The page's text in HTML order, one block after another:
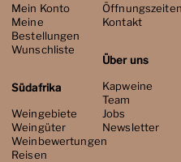
Mein Konto
Meine
Bestellungen
Wunschliste
Südafrika
Weingebiete
Weingüter
Weinbewertungen
Reisen
Kontakt
Über uns
Kapweine
Team
Jobs
Newsletter